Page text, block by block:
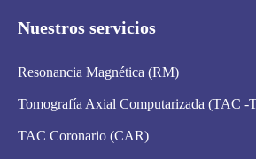
Nuestros servicios
Resonancia Magnética (RM)
Tomografía Axial Computarizada (TAC -
TAC Coronario (CAR)